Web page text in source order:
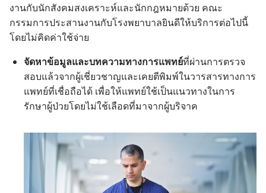
งาน​กับ​นัก​สังคม​สงเคราะห์​และ​นัก​กฎหมาย​ด้วย คณะ​
กรรมการ​ประสาน​งาน​กับ​โรง​พยาบาล​ยินดี​ให้​บริการ​ต่อ​ไป​นี้​
โดย​ไม่​คิด​ค่า​ใช้​จ่าย
จัด​หา​ข้อมูล​และ​บทความ​ทาง​การ​แพทย์​ที่​ผ่าน​การ​ตรวจ​
สอบ​แล้ว​จาก​ผู้​เชี่ยวชาญ​และ​เคย​ตี​พิมพ์​ใน​วารสาร​ทาง​การ​
แพทย์​ที่​เชื่อ​ถือ​ได้ เพื่อ​ให้​แพทย์​ใช้​เป็น​แนว​ทาง​ใน​การ​
รักษา​ผู้​ป่วย​โดย​ไม่​ใช้​เลือด​ที่​มา​จาก​ผู้​บริจาค